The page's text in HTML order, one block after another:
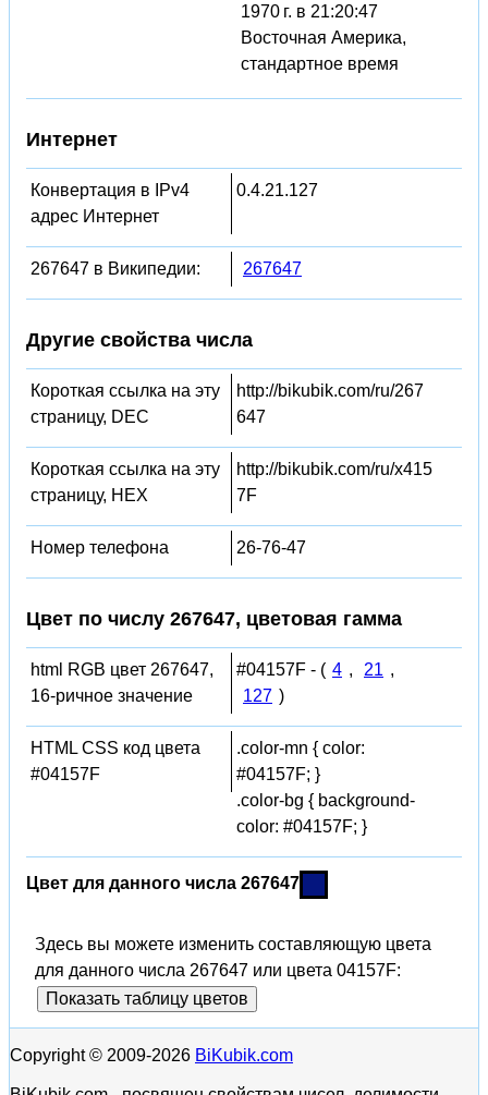
1970 г. в 21:20:47
Восточная Америка,
стандартное время
Интернет
Конвертация в IPv4
адрес Интернет
0.4.21.127
267647 в Википедии: 267647
Другие свойства числа
Короткая ссылка на эту
страницу, DEC
http://bikubik.com/ru/267
647
Короткая ссылка на эту
страницу, HEX
http://bikubik.com/ru/x415
7F
Номер телефона 26-76-47
Цвет по числу 267647, цветовая гамма
html RGB цвет 267647,
16-ричное значение
#04157F - ( 4 , 21 ,
127 )
HTML CSS код цвета
#04157F
.color-mn { color:
#04157F; }
.color-bg { background-
color: #04157F; }
Цвет для данного числа 267647
Здесь вы можете изменить составляющую цвета
для данного числа 267647 или цвета 04157F:
Показать таблицу цветов
Copyright © 2009-2026 BiKubik.com